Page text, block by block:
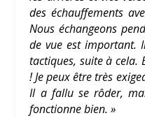
des échauffements
Nous échangeons
de vue est important.
tactiques, suite à cela.
! Je peux être très
Il a fallu se rôder,
fonctionne bien. »